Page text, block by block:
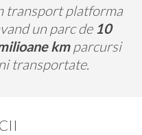
transport platforma
un parc de 10
kmparcursi
transportate.